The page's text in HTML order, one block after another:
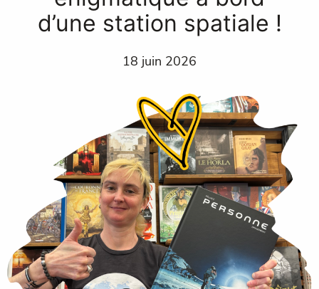
d’une station spatiale !
18 juin 2026